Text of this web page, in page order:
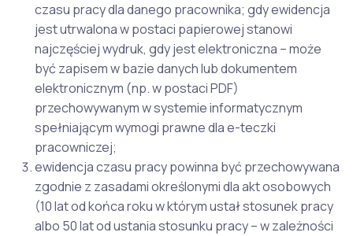
czasu pracy dla danego pracownika; gdy ewidencja
jest utrwalona w postaci papierowej stanowi
najczęściej wydruk, gdy jest elektroniczna – może
być zapisem w bazie danych lub dokumentem
elektronicznym (np. w postaci PDF)
przechowywanym w systemie informatycznym
spełniającym wymogi prawne dla e-teczki
pracowniczej;
ewidencja czasu pracy powinna być przechowywana
zgodnie z zasadami określonymi dla akt osobowych
(10 lat od końca roku w którym ustał stosunek pracy
albo 50 lat od ustania stosunku pracy – w zależności